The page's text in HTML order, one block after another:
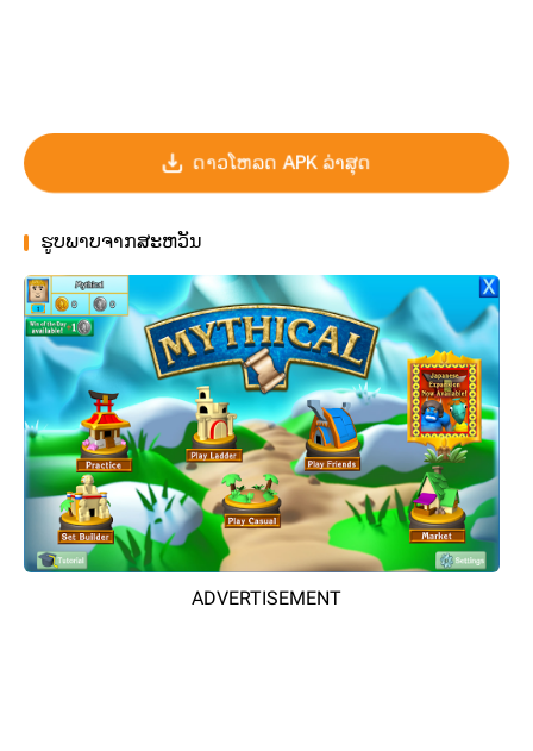
ດາວໂຫລດ APK ລ່າສຸດ
ຮູບພາບຈາກສະຫວັນ
ADVERTISEMENT